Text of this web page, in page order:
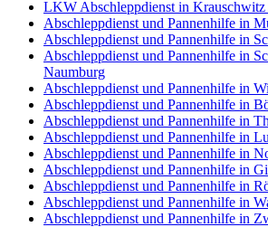
LKW Abschleppdienst in Krauschwitz
Abschleppdienst und Pannenhilfe in
Abschleppdienst und Pannenhilfe in
Abschleppdienst und Pannenhilfe in
Naumburg
Abschleppdienst und Pannenhilfe in
Abschleppdienst und Pannenhilfe in
Abschleppdienst und Pannenhilfe in
Abschleppdienst und Pannenhilfe in
Abschleppdienst und Pannenhilfe in
Abschleppdienst und Pannenhilfe in
Abschleppdienst und Pannenhilfe in
Abschleppdienst und Pannenhilfe in
Abschleppdienst und Pannenhilfe in